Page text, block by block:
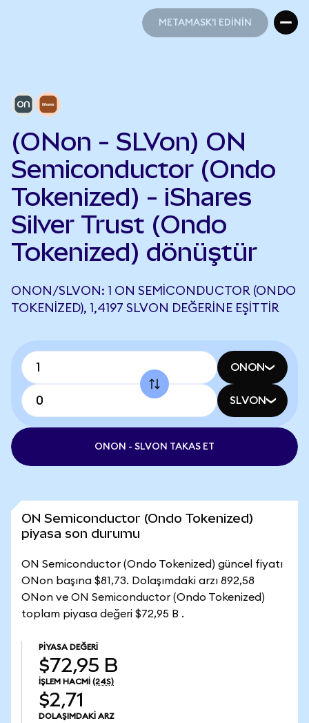
METAMASK'I EDİNİN
(ONon - SLVon) ON
Semiconductor (Ondo
Tokenized) - iShares
Silver Trust (Ondo
Tokenized) dönüştür
ONON/SLVON: 1 ON SEMICONDUCTOR (ONDO
TOKENIZED), 1,4197 SLVON DEĞERINE EŞITTIR
ONON
SLVON
ONON - SLVON TAKAS ET
ON Semiconductor (Ondo Tokenized)
piyasa son durumu
ON Semiconductor (Ondo Tokenized) güncel fiyatı
ONon başına $81,73. Dolaşımdaki arzı 892,58
ONon ve ON Semiconductor (Ondo Tokenized)
toplam piyasa değeri $72,95 B .
PIYASA DEĞERI
$72,95 B
İŞLEM HACMI (24S)
$2,71
DOLAŞIMDAKI ARZ